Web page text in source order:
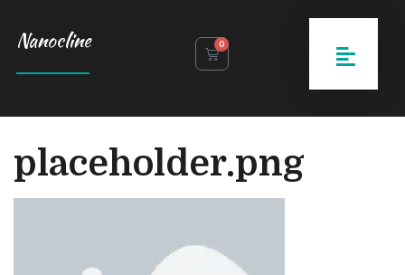
Nanocline 0
placeholder.png